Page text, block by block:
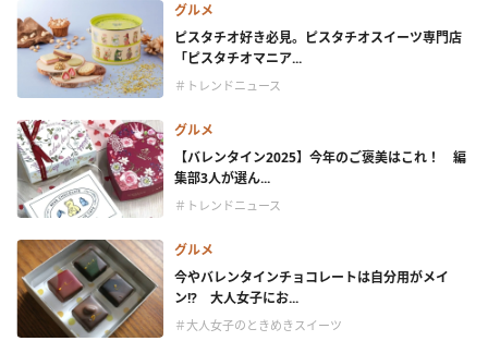
グルメ
ピスタチオ好き必見。ピスタチオスイーツ専門店
「ピスタチオマニア...
＃トレンドニュース
グルメ
【バレンタイン2025】今年のご褒美はこれ！ 編
集部3人が選ん...
＃トレンドニュース
グルメ
今やバレンタインチョコレートは自分用がメイ
ン!? 大人女子にお...
＃大人女子のときめきスイーツ